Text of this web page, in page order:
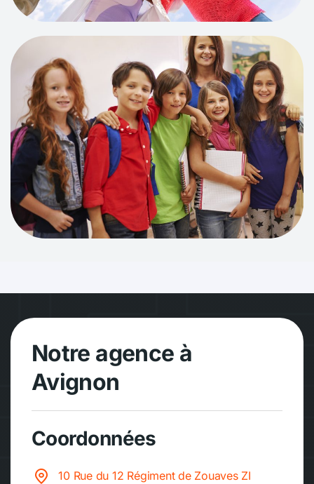
Notre agence à
Avignon
Coordonnées
10 Rue du 12 Régiment de Zouaves ZI